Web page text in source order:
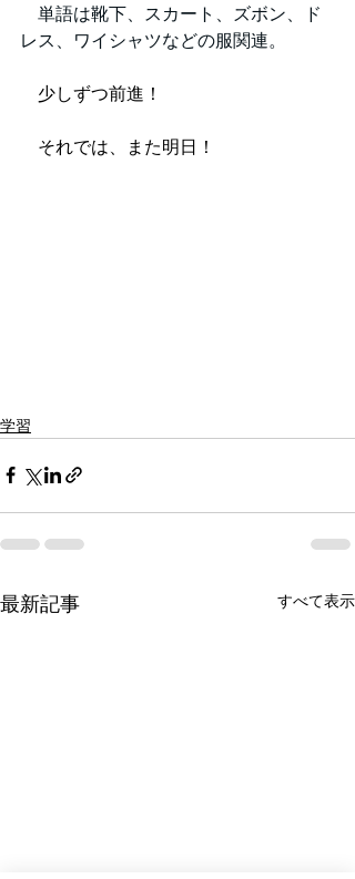
単語は靴下、スカート、ズボン、ド
レス、ワイシャツなどの服関連。
少しずつ前進！
それでは、また明日！
学習
最新記事 すべて表示